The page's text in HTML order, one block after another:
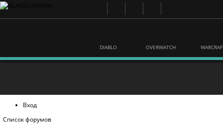
DIABLO OVERWATCH
Вход
Список форумов